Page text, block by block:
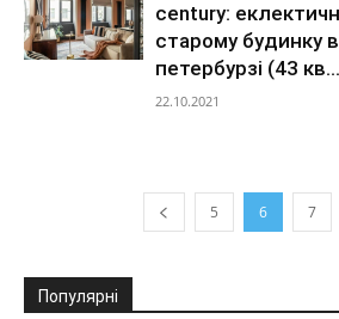
century:
старому будинку
петербурзі (43
22.10.2021
5 6 7
Популярні